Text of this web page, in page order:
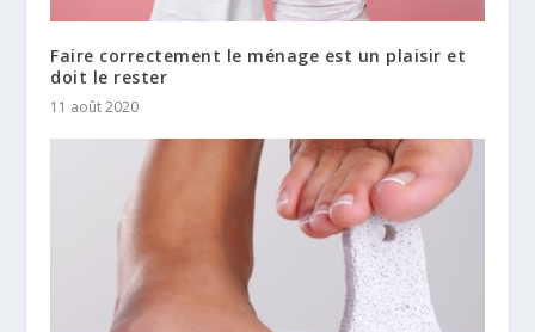
Faire correctement le ménage est un plaisir et
doit le rester
11 août 2020